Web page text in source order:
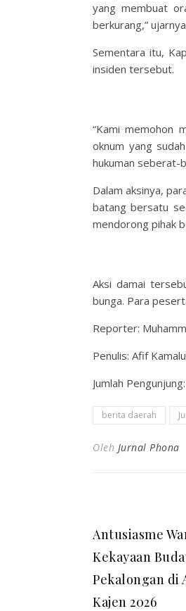
yang membuat
berkurang,”
Sementara itu,
insiden tersebut.
“Kami memohon
oknum yang
hukuman seberat-
Dalam aksinya,
batang bersatu
mendorong pihak
Aksi damai
bunga. Para
Reporter:
Penulis: Afif
Jumlah Pengunjung:
berita daerah
Oleh Jurnal Phona
Antusiasme
Kekayaan
Pekalongan di
Kajen 2026